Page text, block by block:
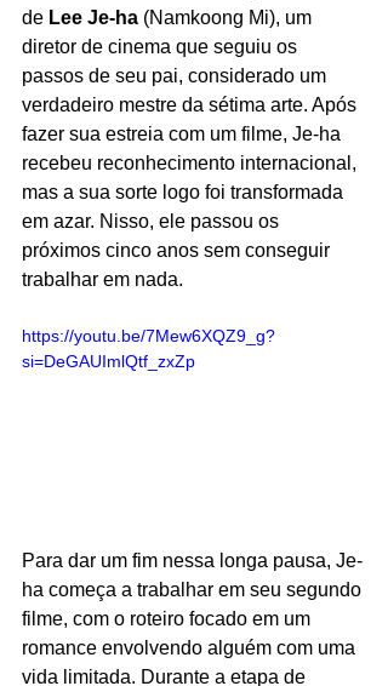
de Lee Je-ha (Namkoong Mi), um
diretor de cinema que seguiu os
passos de seu pai, considerado um
verdadeiro mestre da sétima arte. Após
fazer sua estreia com um filme, Je-ha
recebeu reconhecimento internacional,
mas a sua sorte logo foi transformada
em azar. Nisso, ele passou os
próximos cinco anos sem conseguir
trabalhar em nada.
https://youtu.be/7Mew6XQZ9_g?
si=DeGAUImlQtf_zxZp
Para dar um fim nessa longa pausa, Je-
ha começa a trabalhar em seu segundo
filme, com o roteiro focado em um
romance envolvendo alguém com uma
vida limitada. Durante a etapa de